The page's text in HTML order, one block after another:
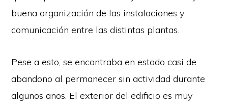
buena organización de las instalaciones y
comunicación entre las distintas plantas.
Pese a esto, se encontraba en estado casi de
abandono al permanecer sin actividad durante
algunos años. El exterior del edificio es muy